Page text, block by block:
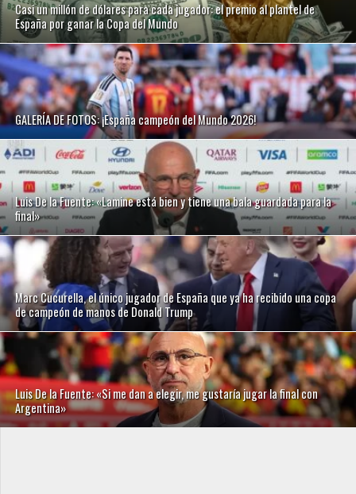
Casi un millón de dólares para cada jugador: el premio al plantel de
España por ganar la Copa del Mundo
GALERÍA DE FOTOS: ¡España campeón del Mundo 2026!
Luis De la Fuente: «Lamine está bien y tiene una bala guardada para la
final»
Marc Cucurella, el único jugador de España que ya ha recibido una copa
de campeón de manos de Donald Trump
Luis De la Fuente: «Si me dan a elegir, me gustaría jugar la final con
Argentina»